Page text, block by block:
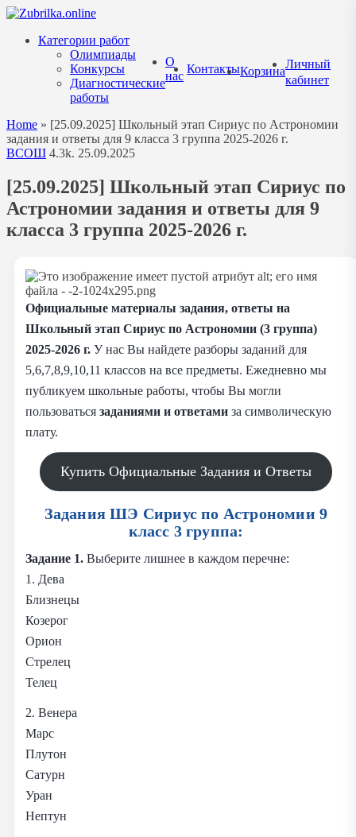
Перейти
содержанию
Категории работ
Олимпиады
Конкурсы
Диагностические
работы
О
нас
КонтактыКорзина
Личный
кабинет
Home » [25.09.2025] Школьный этап Сириус по Астрономии
задания и ответы для 9 класса 3 группа 2025-2026 г.
ВСОШ 4.3k. 25.09.2025
[25.09.2025] Школьный этап Сириус по
Астрономии задания и ответы для 9
класса 3 группа 2025-2026 г.
Официальные материалы задания, ответы на
Школьный этап Сириус по Астрономии (3 группа)
2025-2026 г. У нас Вы найдете разборы заданий для
5,6,7,8,9,10,11 классов на все предметы. Ежедневно мы
публикуем школьные работы, чтобы Вы могли
пользоваться заданиями и ответами за символическую
плату.
Купить Официальные Задания и Ответы
Задания ШЭ Сириус по Астрономии 9
класс 3 группа:
Задание 1. Выберите лишнее в каждом перечне:
1. Дева
Близнецы
Козерог
Орион
Стрелец
Телец
2. Венера
Марс
Плутон
Сатурн
Уран
Нептун